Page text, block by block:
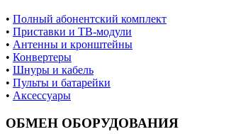
• Полный абонентский комплект
• Приставки и ТВ-модули
• Антенны и кронштейны
• Конвертеры
• Шнуры и кабель
• Пульты и батарейки
• Аксессуары
ОБМЕН ОБОРУДОВАНИЯ